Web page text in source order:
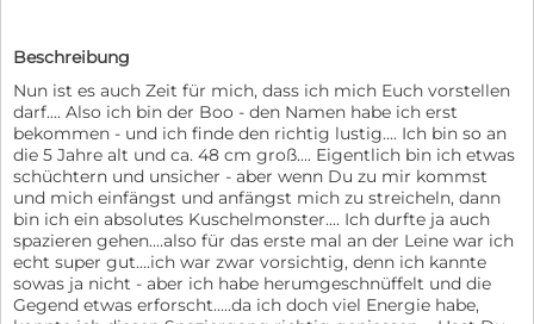
Beschreibung
Nun ist es auch Zeit für mich, dass ich mich Euch vorstellen
darf.... Also ich bin der Boo - den Namen habe ich erst
bekommen - und ich finde den richtig lustig.... Ich bin so an
die 5 Jahre alt und ca. 48 cm groß.... Eigentlich bin ich etwas
schüchtern und unsicher - aber wenn Du zu mir kommst
und mich einfängst und anfängst mich zu streicheln, dann
bin ich ein absolutes Kuschelmonster.... Ich durfte ja auch
spazieren gehen....also für das erste mal an der Leine war ich
echt super gut....ich war zwar vorsichtig, denn ich kannte
sowas ja nicht - aber ich habe herumgeschnüffelt und die
Gegend etwas erforscht.....da ich doch viel Energie habe,